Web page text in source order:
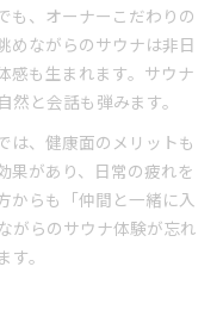
も、オーナーこだわりの
めながらのサウナは非日
感も生まれます。サウナ
と会話も弾みます。
は、健康面のメリットも
果があり、日常の疲れを
からも「仲間と一緒に入
がらのサウナ体験が忘れ
。